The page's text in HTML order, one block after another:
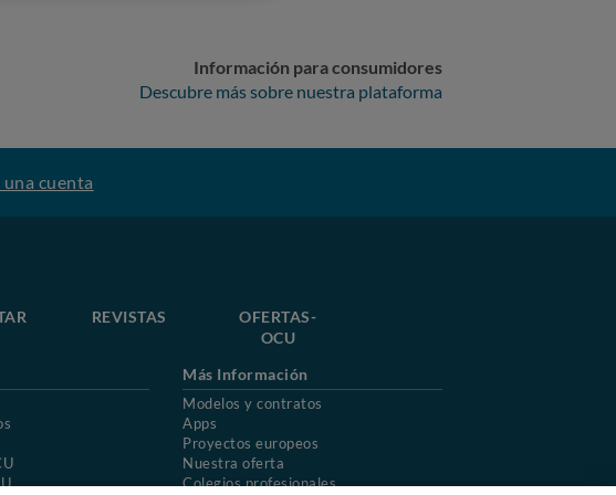
Información para consumidores
Descubre más sobre nuestra plataforma
una cuenta
REVISTAS
OFERTAS-
OCU
Más Información
Modelos y contratos
Apps
Proyectos europeos
Nuestra oferta
Colegios profesionales